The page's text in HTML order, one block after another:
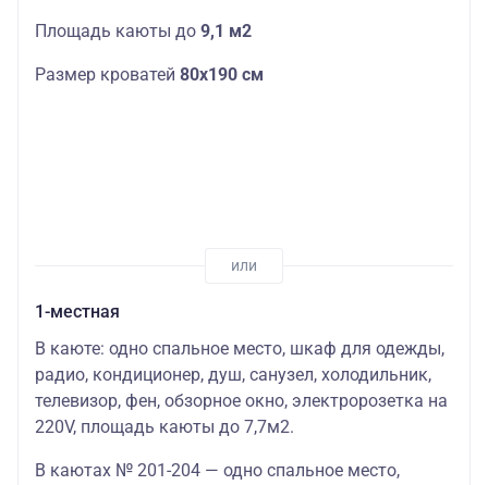
Площадь каюты до 9,1 м2
Размер кроватей 80х190 см
1-местная
В каюте: одно спальное место, шкаф для одежды,
радио, кондиционер, душ, санузел, холодильник,
телевизор, фен, обзорное окно, электророзетка на
220V, площадь каюты до 7,7м2.
В каютах № 201-204 — одно спальное место,